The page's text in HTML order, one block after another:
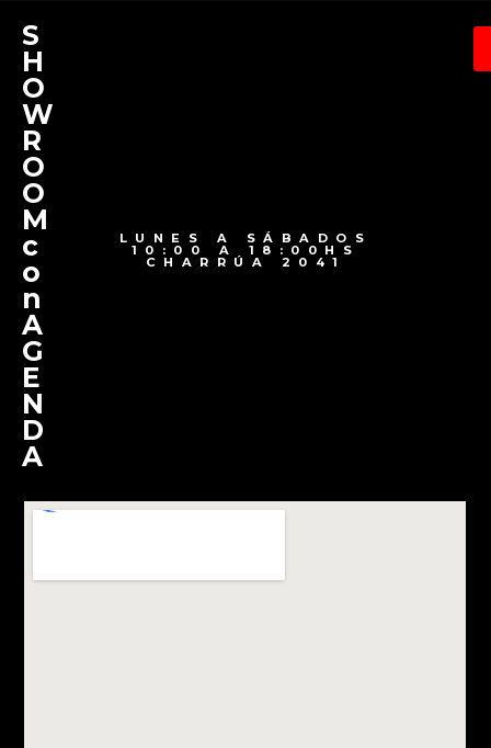
S
H
O
W
R
O
O
M
c
o
n
A
G
E
N
D
A
LUNES A SÁBADOS
10:00 A 18:00HS
CHARRÚA 2041